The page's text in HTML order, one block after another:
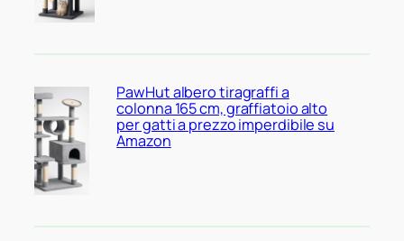
PawHut albero tiragraffi a
colonna 165 cm, graffiatoio alto
per gatti a prezzo imperdibile su
Amazon